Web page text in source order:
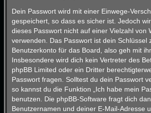
Dein Passwort wird mit einer Einwege-
gespeichert, so dass es sicher ist. Jedoch
dieses Passwort nicht auf einer Vielzahl von
verwenden. Das Passwort ist dein Schlüssel
Benutzerkonto für das Board, also geh mit
Insbesondere wird dich kein Vertreter des
phpBB Limited oder ein Dritter
Passwort fragen. Solltest du dein Passwort
so kannst du die Funktion „Ich habe mein
benutzen. Die phpBB-Software fragt dich
Benutzernamen und deiner E-Mail-Adresse